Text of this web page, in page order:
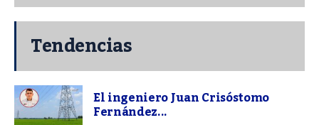
Tendencias
El ingeniero Juan Crisóstomo
Fernández...